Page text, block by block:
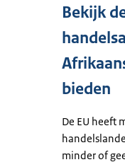
Bekijk
bieden
De EU heeft
minder of